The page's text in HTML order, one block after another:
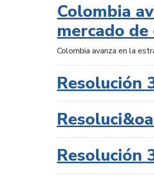
Colombia
mercado
Colombia avanza en la
Resolución
Resolución